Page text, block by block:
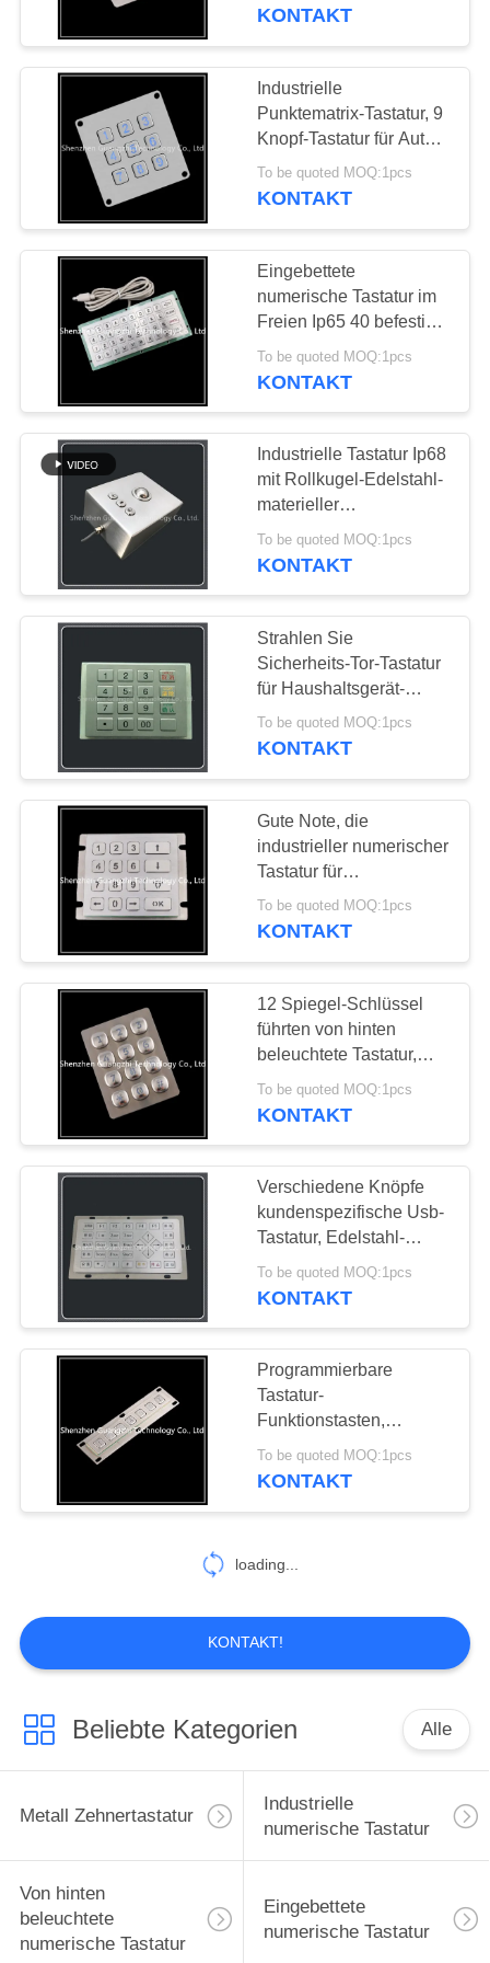
TRETEN
SIE
UNS
VERBINDUNG
FORDERN
ZITAT
SITEMAP
PRIVACY
POLICY
Von hinten
beleuchtete
numerische Tastatur
Eingebettete
numerische Tastatur
15
Industrielle
Tastaturen mit
Trackball
Industrielle
Tastaturen mit
20
Trackball Zeigegerät
wasserdichte
Tastatur
Edelstahltastatur
30
Pin kodieren
Tastatur
19
KONTAKT
Industrielle
Punktematrix-Tastatur, 9
Knopf-Tastatur für Auto-
Ladestation
To be quoted MOQ:1pcs
KONTAKT
Eingebettete
numerische Tastatur im
Freien Ip65 40 befestigt
Art für
Kiosk/Aufzug/ATM
To be quoted MOQ:1pcs
KONTAKT
Industrielle Tastatur Ip68
mit Rollkugel-Edelstahl-
materieller
Antizerstörung
To be quoted MOQ:1pcs
KONTAKT
Strahlen Sie
Sicherheits-Tor-Tastatur
für Haushaltsgerät-
einfache Wartung sand
To be quoted MOQ:1pcs
KONTAKT
Gute Note, die
industrieller numerischer
Tastatur für
Untersuchung glaubt,
einfache Wartung
To be quoted MOQ:1pcs
KONTAKT
12 Spiegel-Schlüssel
führten von hinten
beleuchtete Tastatur,
Edelstahl-elektrische
Tor-Tastatur
To be quoted MOQ:1pcs
KONTAKT
Verschiedene Knöpfe
kundenspezifische Usb-
Tastatur, Edelstahl-
Schlüsseltastatur
industrielle 33
To be quoted MOQ:1pcs
KONTAKT
Programmierbare
Tastatur-
Funktionstasten,
Verbindungs-
Metallnumerische
To be quoted MOQ:1pcs
KONTAKT
loading...
KONTAKT!
Beliebte Kategorien Alle
Metall Zehnertastatur
Industrielle
numerische Tastatur
Von hinten
beleuchtete
numerische Tastatur
Eingebettete
numerische Tastatur